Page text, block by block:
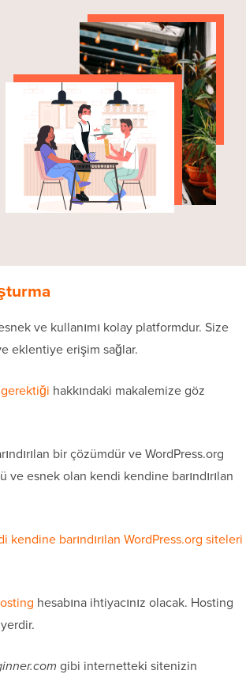
ve kullanımı kolay platformdur. Size
eklentiye erişim sağlar.
hakkındaki makalemize göz
bir çözümdür ve WordPress.org
ve esnek olan kendi kendine barındırılan
kendine barındırılan WordPress.org siteleri
hesabına ihtiyacınız olacak. Hosting
gibi internetteki sitenizin